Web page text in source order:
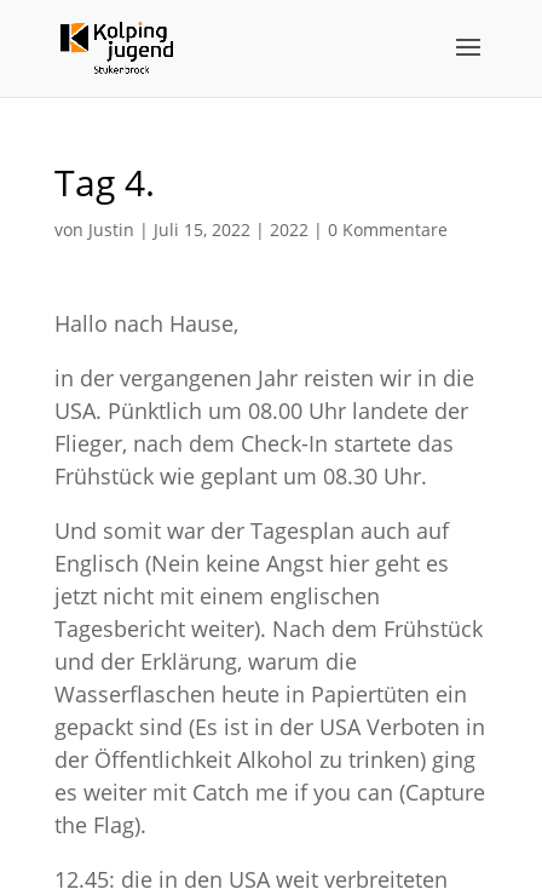
Tag 4.
von Justin | Juli 15, 2022| 2022| 0 Kommentare
Hallo nach Hause,
in der vergangenen Jahr reisten wir in die
USA. Pünktlich um 08.00 Uhr landete der
Flieger, nach dem Check-In startete das
Frühstück wie geplant um 08.30 Uhr.
Und somit war der Tagesplan auch auf
Englisch (Nein keine Angst hier geht es
jetzt nicht mit einem englischen
Tagesbericht weiter). Nach dem Frühstück
und der Erklärung, warum die
Wasserflaschen heute in Papiertüten ein
gepackt sind (Es ist in der USA Verboten in
der Öffentlichkeit Alkohol zu trinken) ging
es weiter mit Catch me if you can (Capture
the Flag).
12.45: die in den USA weit verbreiteten